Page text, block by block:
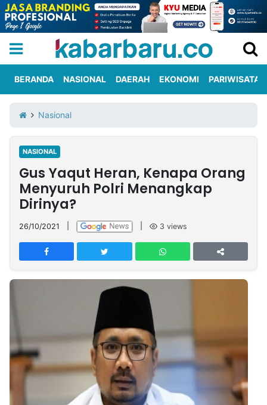
Iklan
Berita
Kami
Nasional
International
Olahraga
Entertainment
Daerah
Pariwisata
Kuliner
Kolom
Network
PT
TREETAN
INDONESIA
Insight
NTB
Suara
Time
Lens
IDN
Daily
Jogja
Jalan
Rakyat
Idealita
News
Kita
Notice
Dinamikapost.com
Radar
Baru
Seedbacklink
Follow
BERANDA NASIONAL DAERAH EKONOMI PARIWISATA
Nasional
NASIONAL
Gus Yaqut Heran, Kenapa Orang
Menyuruh Polri Menangkap
Dirinya?
26/10/2021 3 views